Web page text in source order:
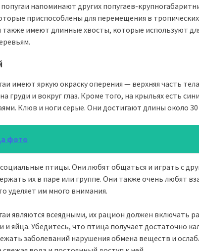
напоминают других попугаев-
приспособлены для перемещения в тропических
имеют длинные хвосты, которые используют
имеют яркую окраску оперения — верхняя часть
груди и вокруг глаз. Кроме того, на крыльях есть
Клюв и ноги серые. Они достигают длины около 30
фото
птицы. Они любят общаться и играть с
их в паре или группе. Они также очень любят
уделяет им много внимания.
являются всеядными, их рацион должен включать
яйца. Убедитесь, что птица получает достаточно
заболеваний нарушения обмена веществ и